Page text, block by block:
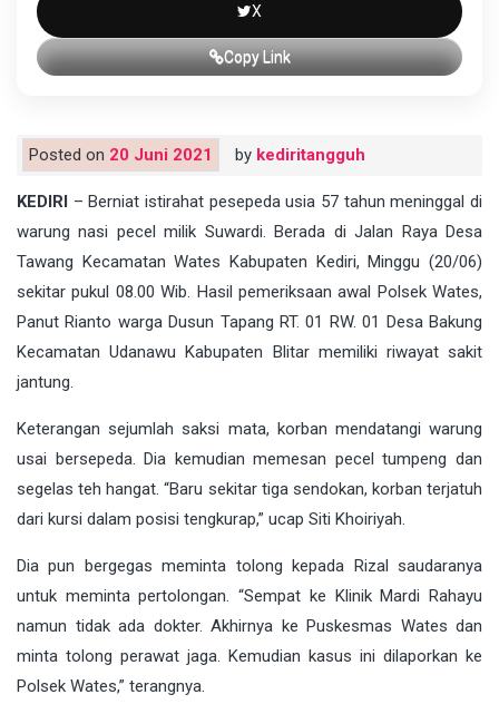
X
Copy Link
Posted on 20 Juni 2021 by kediritangguh
KEDIRI – Berniat istirahat pesepeda usia 57 tahun meninggal di
warung nasi pecel milik Suwardi. Berada di Jalan Raya Desa
Tawang Kecamatan Wates Kabupaten Kediri, Minggu (20/06)
sekitar pukul 08.00 Wib. Hasil pemeriksaan awal Polsek Wates,
Panut Rianto warga Dusun Tapang RT. 01 RW. 01 Desa Bakung
Kecamatan Udanawu Kabupaten Blitar memiliki riwayat sakit
jantung.
Keterangan sejumlah saksi mata, korban mendatangi warung
usai bersepeda. Dia kemudian memesan pecel tumpeng dan
segelas teh hangat. “Baru sekitar tiga sendokan, korban terjatuh
dari kursi dalam posisi tengkurap,” ucap Siti Khoiriyah.
Dia pun bergegas meminta tolong kepada Rizal saudaranya
untuk meminta pertolongan. “Sempat ke Klinik Mardi Rahayu
namun tidak ada dokter. Akhirnya ke Puskesmas Wates dan
minta tolong perawat jaga. Kemudian kasus ini dilaporkan ke
Polsek Wates,” terangnya.